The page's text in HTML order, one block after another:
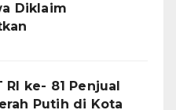
Diklaim
RI ke- 81 Penjual
Putih di Kota